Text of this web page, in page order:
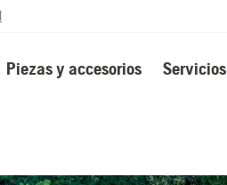
Piezas y accesorios Servicios